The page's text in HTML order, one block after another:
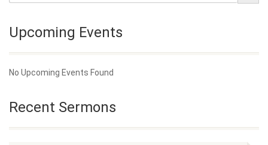
Upcoming Events
No Upcoming Events Found
Recent Sermons